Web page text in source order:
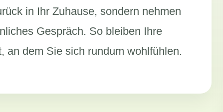
in Ihr Zuhause, sondern nehmen
Gespräch. So bleiben Ihre
an dem Sie sich rundum wohlfühlen.